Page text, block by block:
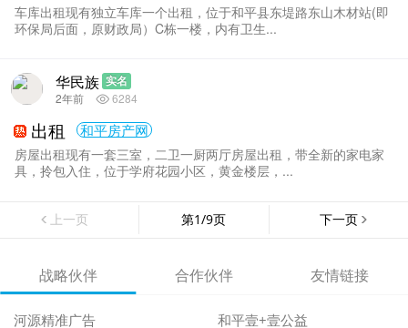
车库出租现有独立车库一个出租，位于和平县东堤路东山木材站(即
环保局后面，原财政局）C栋一楼，内有卫生...
实名
华民族
2年前 6284
出租 和平房产网
房屋出租现有一套三室，二卫一厨两厅房屋出租，带全新的家电家
具，拎包入住，位于学府花园小区，黄金楼层，...
上一页 第1/9页 下一页
战略伙伴 合作伙伴 友情链接
河源精准广告 和平壹+壹公益